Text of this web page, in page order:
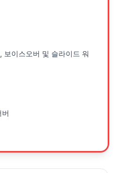
보이스오버 및 슬라이드 워